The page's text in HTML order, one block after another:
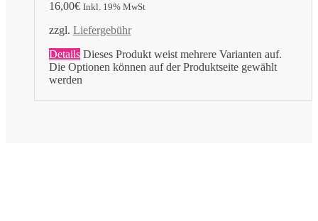
16,00€ Inkl. 19% MwSt
zzgl. Liefergebühr
Details Dieses Produkt weist mehrere Varianten auf.
Die Optionen können auf der Produktseite gewählt
werden